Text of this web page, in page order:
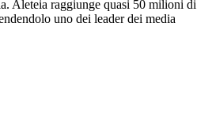
Aleteia raggiunge quasi 50 milioni di
uno dei leader dei media